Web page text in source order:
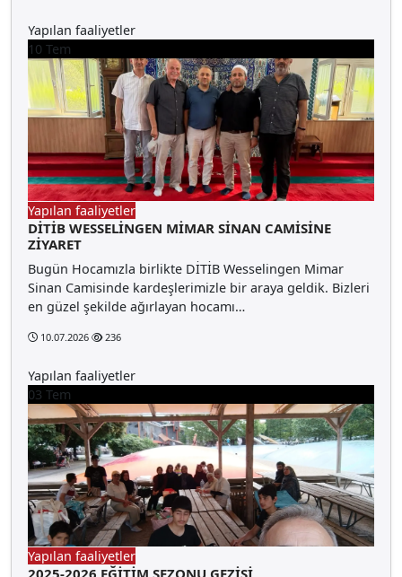
Yapılan faaliyetler
10 Tem
Yapılan faaliyetler
DİTİB WESSELİNGEN MİMAR SİNAN CAMİSİNE
ZİYARET
Bugün Hocamızla birlikte DİTİB Wesselingen Mimar
Sinan Camisinde kardeşlerimizle bir araya geldik. Bizleri
en güzel şekilde ağırlayan hocamı…
10.07.2026 236
Yapılan faaliyetler
03 Tem
Yapılan faaliyetler
2025-2026 EĞİTİM SEZONU GEZİSİ